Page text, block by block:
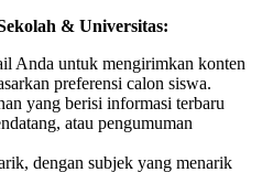
& Universitas:
Anda untuk mengirimkan konten
preferensi calon siswa.
yang berisi informasi terbaru
atau pengumuman
dengan subjek yang menarik